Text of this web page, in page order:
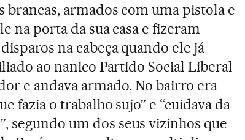
brancas, armados com uma pistola e
na porta da sua casa e fizeram
na cabeça quando ele já
ao nanico Partido Social Liberal
e andava armado. No bairro era
fazia o trabalho sujo” e “cuidava da
segundo um dos seus vizinhos que